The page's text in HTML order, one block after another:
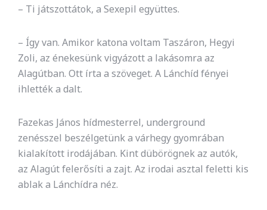
– Ti játszottátok, a Sexepil együttes.
– Így van. Amikor katona voltam Taszáron, Hegyi
Zoli, az énekesünk vigyázott a lakásomra az
Alagútban. Ott írta a szöveget. A Lánchíd fényei
ihlették a dalt.
Fazekas János hídmesterrel, underground
zenésszel beszélgetünk a várhegy gyomrában
kialakított irodájában. Kint dübörögnek az autók,
az Alagút felerősíti a zajt. Az irodai asztal feletti kis
ablak a Lánchídra néz.